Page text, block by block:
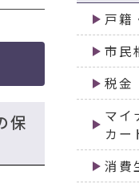
保
戸籍
市民
税金
マイ
カー
消費